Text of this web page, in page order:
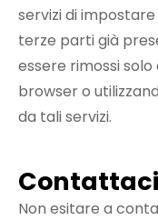
servizi di
terze parti già
essere rimossi
browser o
da tali servizi.
Contattaci
Non esitare a